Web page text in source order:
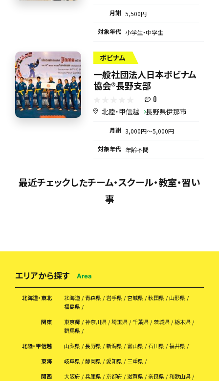
月謝 5,500円
対象年代 小学生・中学生
ボビナム
一般社団法人日本ボビナム
協会®︎長野支部
0
北陸・甲信越 長野県伊那市
月謝 3,000円〜5,000円
対象年代 年齢不問
最近チェックしたチーム・スクール・教室・習い
事
エリアから探す Area
北海道・東北 北海道 青森県 岩手県 宮城県 秋田県
山形県
福島県
関東
東京都 神奈川県 埼玉県 千葉県 茨城県
栃木県
群馬県
北陸・甲信越
山梨県 長野県 新潟県 富山県 石川県
福井県
東海
岐阜県 静岡県 愛知県
三重県
関西
大阪府 兵庫県 京都府 滋賀県 奈良県
和歌山県